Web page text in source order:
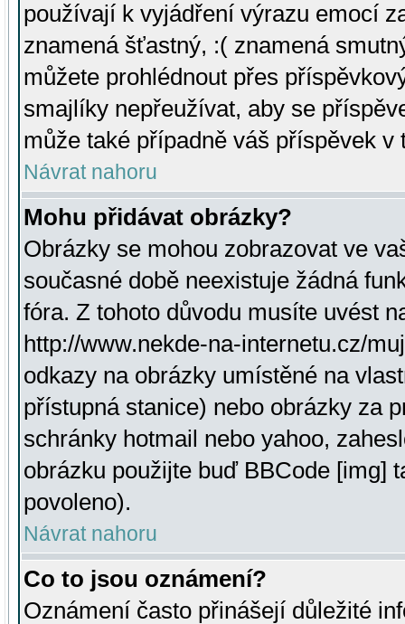
používají k vyjádření výrazu emocí
znamená šťastný, :( znamená
můžete prohlédnout přes
smajlíky nepřeužívat, aby se
může také případně váš příspěvek v
Návrat nahoru
Mohu přidávat obrázky?
Obrázky se mohou zobrazovat ve
současné době neexistuje žádná
fóra. Z tohoto důvodu musíte uvést
http://www.nekde-na-internetu.cz/
odkazy na obrázky umístěné na
přístupná stanice) nebo obrázky za
schránky hotmail nebo yahoo,
obrázku použijte buď BBCode [img]
povoleno).
Návrat nahoru
Co to jsou oznámení?
Oznámení často přinášejí důležité